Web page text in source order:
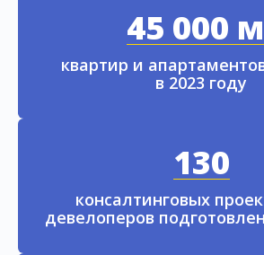
45 000
квартир и
в 2023 году
130
консалтинговых
девелоперов